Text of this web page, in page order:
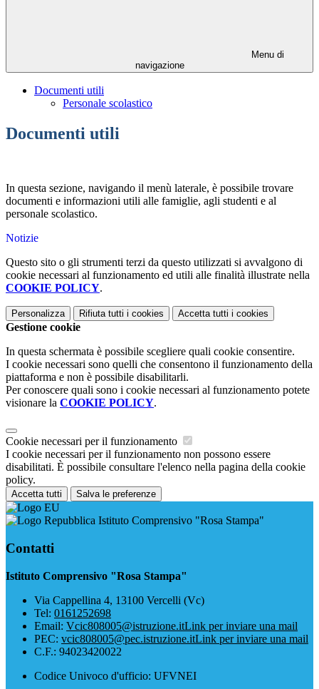
Menu di
navigazione
Documenti utili
Personale scolastico
Documenti utili
In questa sezione, navigando il menù laterale, è possibile trovare
documenti e informazioni utili alle famiglie, agli studenti e al
personale scolastico.
Notizie
Questo sito o gli strumenti terzi da questo utilizzati si avvalgono di
cookie necessari al funzionamento ed utili alle finalità illustrate nella
COOKIE POLICY.
Personalizza Rifiuta tutti i cookies Accetta tutti i cookies
Gestione cookie
In questa schermata è possibile scegliere quali cookie consentire.
I cookie necessari sono quelli che consentono il funzionamento della
piattaforma e non è possibile disabilitarli.
Per conoscere quali sono i cookie necessari al funzionamento potete
visionare la COOKIE POLICY.
Cookie necessari per il funzionamento
I cookie necessari per il funzionamento non possono essere
disabilitati. È possibile consultare l'elenco nella pagina della cookie
policy.
Accetta tutti Salva le preferenze
Istituto Comprensivo "Rosa Stampa"
Contatti
Istituto Comprensivo "Rosa Stampa"
Via Cappellina 4, 13100 Vercelli (Vc)
Tel: 0161252698
Email: Vcic808005@istruzione.itLink per inviare una mail
PEC: vcic808005@pec.istruzione.itLink per inviare una mail
C.F.: 94023420022
Codice Univoco d'ufficio: UFVNEI